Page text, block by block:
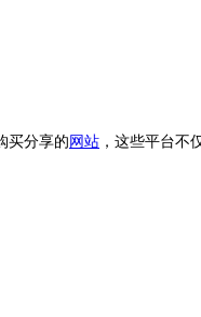
买分享的 网站 ，这些平台不